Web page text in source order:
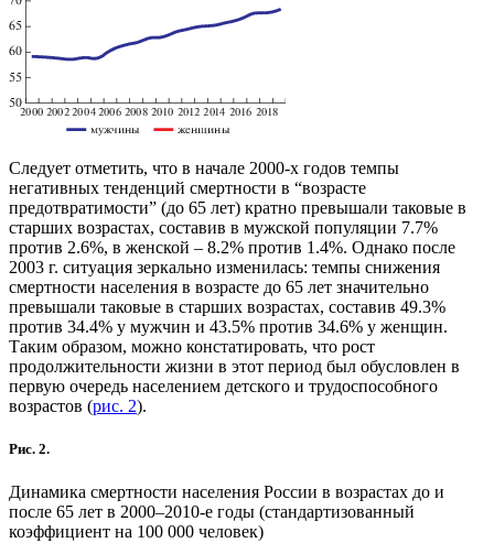
Следует отметить, что в начале 2000-х годов темпы
негативных тенденций смертности в “возрасте
предотвратимости” (до 65 лет) кратно превышали таковые в
старших возрастах, составив в мужской популяции 7.7%
против 2.6%, в женской – 8.2% против 1.4%. Однако после
2003 г. ситуация зеркально изменилась: темпы снижения
смертности населения в возрасте до 65 лет значительно
превышали таковые в старших возрастах, составив 49.3%
против 34.4% у мужчин и 43.5% против 34.6% у женщин.
Таким образом, можно констатировать, что рост
продолжительности жизни в этот период был обусловлен в
первую очередь населением детского и трудоспособного
возрастов (рис. 2).
Рис. 2.
Динамика смертности населения России в возрастах до и
после 65 лет в 2000–2010-е годы (стандартизованный
коэффициент на 100 000 человек)